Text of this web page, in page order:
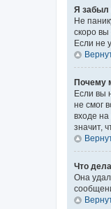
Я забыл
Не
скоро
Если не
Почему
Если вы
не смог
входе
значит,
Что
Она